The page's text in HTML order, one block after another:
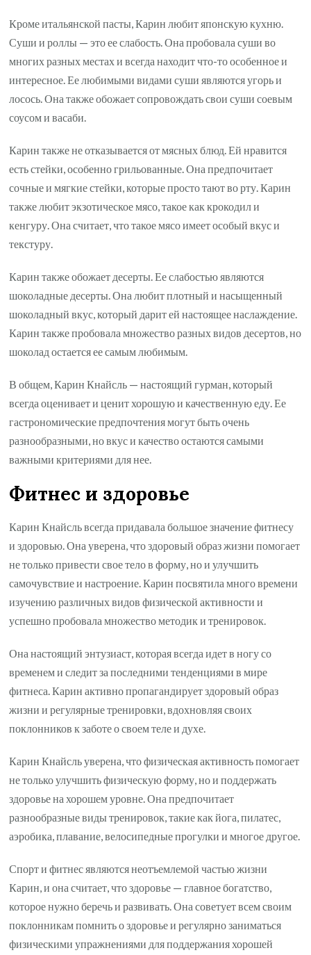
Кроме итальянской пасты, Карин любит японскую кухню.
Суши и роллы — это ее слабость. Она пробовала суши во
многих разных местах и всегда находит что-то особенное и
интересное. Ее любимыми видами суши являются угорь и
лосось. Она также обожает сопровождать свои суши соевым
соусом и васаби.
Карин также не отказывается от мясных блюд. Ей нравится
есть стейки, особенно грильованные. Она предпочитает
сочные и мягкие стейки, которые просто тают во рту. Карин
также любит экзотическое мясо, такое как крокодил и
кенгуру. Она считает, что такое мясо имеет особый вкус и
текстуру.
Карин также обожает десерты. Ее слабостью являются
шоколадные десерты. Она любит плотный и насыщенный
шоколадный вкус, который дарит ей настоящее наслаждение.
Карин также пробовала множество разных видов десертов, но
шоколад остается ее самым любимым.
В общем, Карин Кнайсль — настоящий гурман, который
всегда оценивает и ценит хорошую и качественную еду. Ее
гастрономические предпочтения могут быть очень
разнообразными, но вкус и качество остаются самыми
важными критериями для нее.
Фитнес и здоровье
Карин Кнайсль всегда придавала большое значение фитнесу
и здоровью. Она уверена, что здоровый образ жизни помогает
не только привести свое тело в форму, но и улучшить
самочувствие и настроение. Карин посвятила много времени
изучению различных видов физической активности и
успешно пробовала множество методик и тренировок.
Она настоящий энтузиаст, которая всегда идет в ногу со
временем и следит за последними тенденциями в мире
фитнеса. Карин активно пропагандирует здоровый образ
жизни и регулярные тренировки, вдохновляя своих
поклонников к заботе о своем теле и духе.
Карин Кнайсль уверена, что физическая активность помогает
не только улучшить физическую форму, но и поддержать
здоровье на хорошем уровне. Она предпочитает
разнообразные виды тренировок, такие как йога, пилатес,
аэробика, плавание, велосипедные прогулки и многое другое.
Спорт и фитнес являются неотъемлемой частью жизни
Карин, и она считает, что здоровье — главное богатство,
которое нужно беречь и развивать. Она советует всем своим
поклонникам помнить о здоровье и регулярно заниматься
физическими упражнениями для поддержания хорошей